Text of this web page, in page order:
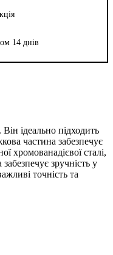
14 днів
ідеально підходить
частина забезпечує
хромованадієвої сталі,
зручність у
точність та